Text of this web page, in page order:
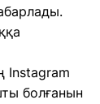
Instagram
болғанын